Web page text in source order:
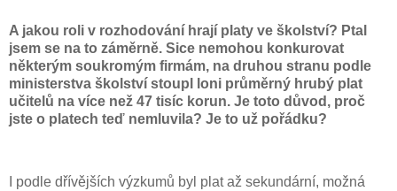
A jakou roli v rozhodování hrají platy ve školství? Ptal
jsem se na to záměrně. Sice nemohou konkurovat
některým soukromým firmám, na druhou stranu podle
ministerstva školství stoupl loni průměrný hrubý plat
učitelů na více než 47 tisíc korun. Je toto důvod, proč
jste o platech teď nemluvila? Je to už pořádku?
I podle dřívějších výzkumů byl plat až sekundární, možná